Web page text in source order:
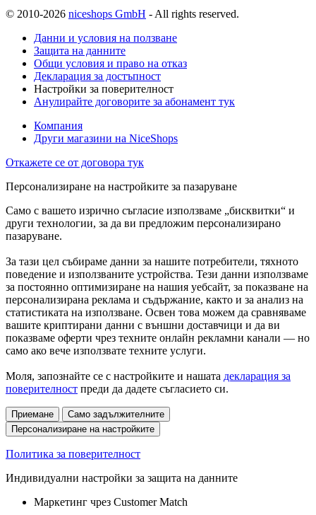
© 2010-2026 niceshops GmbH - All rights reserved.
Данни и условия на ползване
Защита на данните
Общи условия и право на отказ
Декларация за достъпност
Настройки за поверителност
Анулирайте договорите за абонамент тук
Компания
Други магазини на NiceShops
Откажете се от договора тук
Персонализиране на настройките за пазаруване
Само с вашето изрично съгласие използваме „бисквитки“ и
други технологии, за да ви предложим персонализирано
пазаруване.
За тази цел събираме данни за нашите потребители, тяхното
поведение и използваните устройства. Тези данни използваме
за постоянно оптимизиране на нашия уебсайт, за показване на
персонализирана реклама и съдържание, както и за анализ на
статистиката на използване. Освен това можем да сравняваме
вашите криптирани данни с външни доставчици и да ви
показваме оферти чрез техните онлайн рекламни канали — но
само ако вече използвате техните услуги.
Моля, запознайте се с настройките и нашата декларация за
поверителност преди да дадете съгласието си.
Приемане
Само задължителните
Персонализиране на настройките
Политика за поверителност
Индивидуални настройки за защита на данните
Маркетинг чрез Customer Match